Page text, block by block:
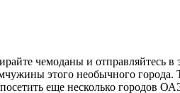
чемоданы и отправляйтесь
этого необычного города.
еще несколько городов